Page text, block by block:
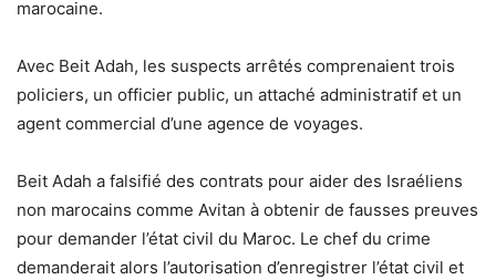
marocaine.
Avec Beit Adah, les suspects arrêtés comprenaient trois
policiers, un officier public, un attaché administratif et un
agent commercial d’une agence de voyages.
Beit Adah a falsifié des contrats pour aider des Israéliens
non marocains comme Avitan à obtenir de fausses preuves
pour demander l’état civil du Maroc. Le chef du crime
demanderait alors l’autorisation d’enregistrer l’état civil et